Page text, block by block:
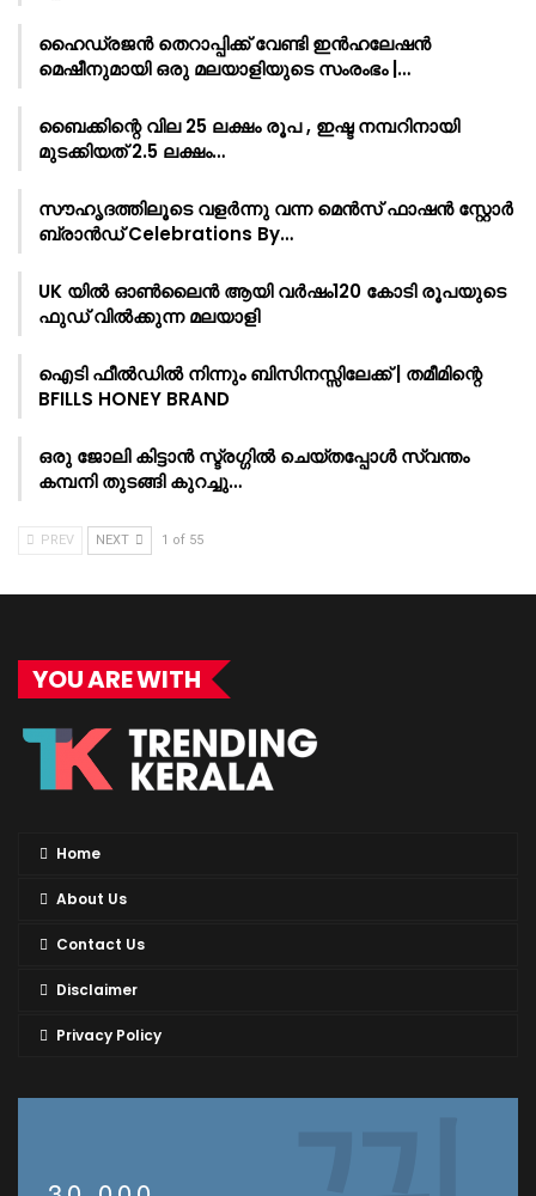
ഹൈഡ്രജൻ തെറാപ്പിക്ക് വേണ്ടി ഇൻഹലേഷൻ
മെഷീനുമായി ഒരു മലയാളിയുടെ സംരംഭം |…
ബൈക്കിന്റെ വില 25 ലക്ഷം രൂപ , ഇഷ്ട നമ്പറിനായി
മുടക്കിയത് 2.5 ലക്ഷം…
സൗഹൃദത്തിലൂടെ വളർന്നു വന്ന മെൻസ് ഫാഷൻ സ്റ്റോർ
ബ്രാൻഡ് Celebrations By…
UK യിൽ ഓൺലൈൻ ആയി വർഷം120 കോടി രൂപയുടെ
ഫുഡ് വിൽക്കുന്ന മലയാളി
ഐടി ഫീൽഡിൽ നിന്നും ബിസിനസ്സിലേക്ക് | തമീമിന്റെ
BFILLS HONEY BRAND
ഒരു ജോലി കിട്ടാൻ സ്ട്രഗ്ഗിൽ ചെയ്തപ്പോൾ സ്വന്തം
കമ്പനി തുടങ്ങി കുറച്ചു…
PREV NEXT 1 of 55
YOU ARE WITH
Home
About Us
Contact Us
Disclaimer
Privacy Policy